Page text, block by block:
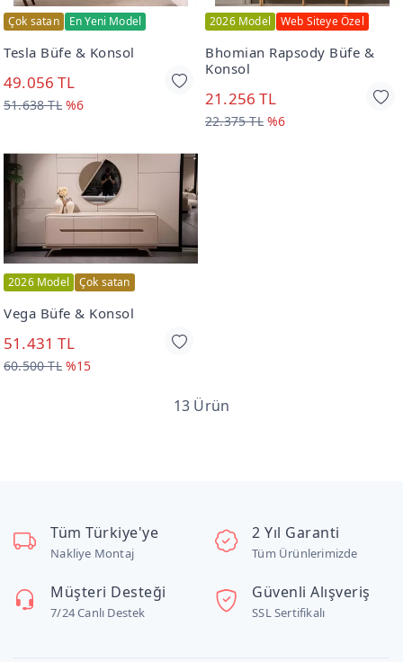
Çok satan En Yeni Model
Tesla Büfe & Konsol
49.056 TL
51.638 TL %6
2026 Model Web Siteye Özel
Bhomian Rapsody Büfe &
Konsol
21.256 TL
22.375 TL %6
2026 Model Çok satan
Vega Büfe & Konsol
51.431 TL
60.500 TL %15
13 Ürün
Tüm Türkiye'ye
Nakliye Montaj
2 Yıl Garanti
Tüm Ürünlerimizde
Müşteri Desteği
7/24 Canlı Destek
Güvenli Alışveriş
SSL Sertifikalı